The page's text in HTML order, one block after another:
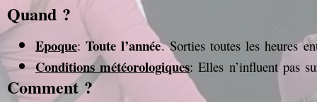
Quand ?
Epoque:Toute l’année. Sorties toutes les heures
Conditions météorologiques: Elles n’influent pas
Comment ?